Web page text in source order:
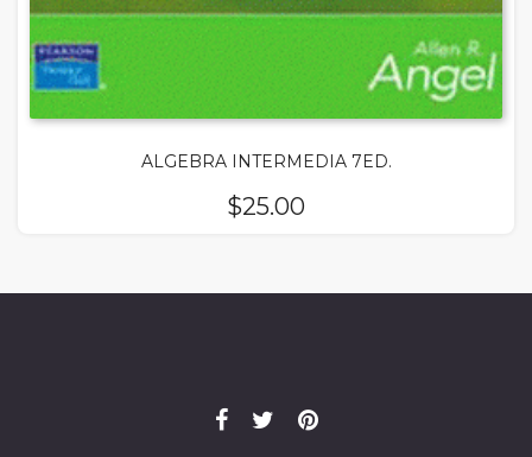
ALGEBRA INTERMEDIA 7ED.
$25.00